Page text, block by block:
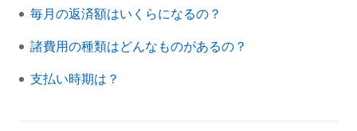
毎月の返済額はいくらになるの？
諸費用の種類はどんなものがあるの？
支払い時期は？